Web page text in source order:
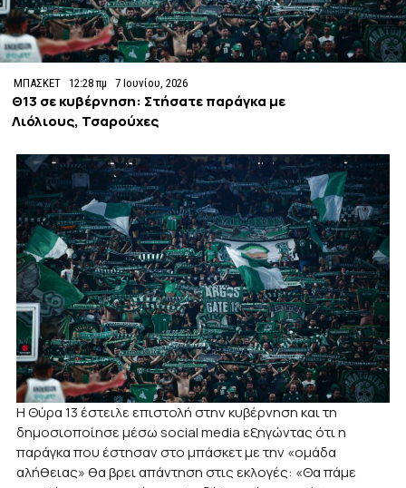
ΜΠΑΣΚΕΤ 12:28 πμ 7 Ιουνίου, 2026
Θ13 σε κυβέρνηση: Στήσατε παράγκα με
Λιόλιους, Τσαρούχες
Η Θύρα 13 έστειλε επιστολή στην κυβέρνηση και τη
δημοσιοποίησε μέσω social media εξηγώντας ότι η
παράγκα που έστησαν στο μπάσκετ με την «ομάδα
αλήθειας» θα βρει απάντηση στις εκλογές: «Θα πάμε